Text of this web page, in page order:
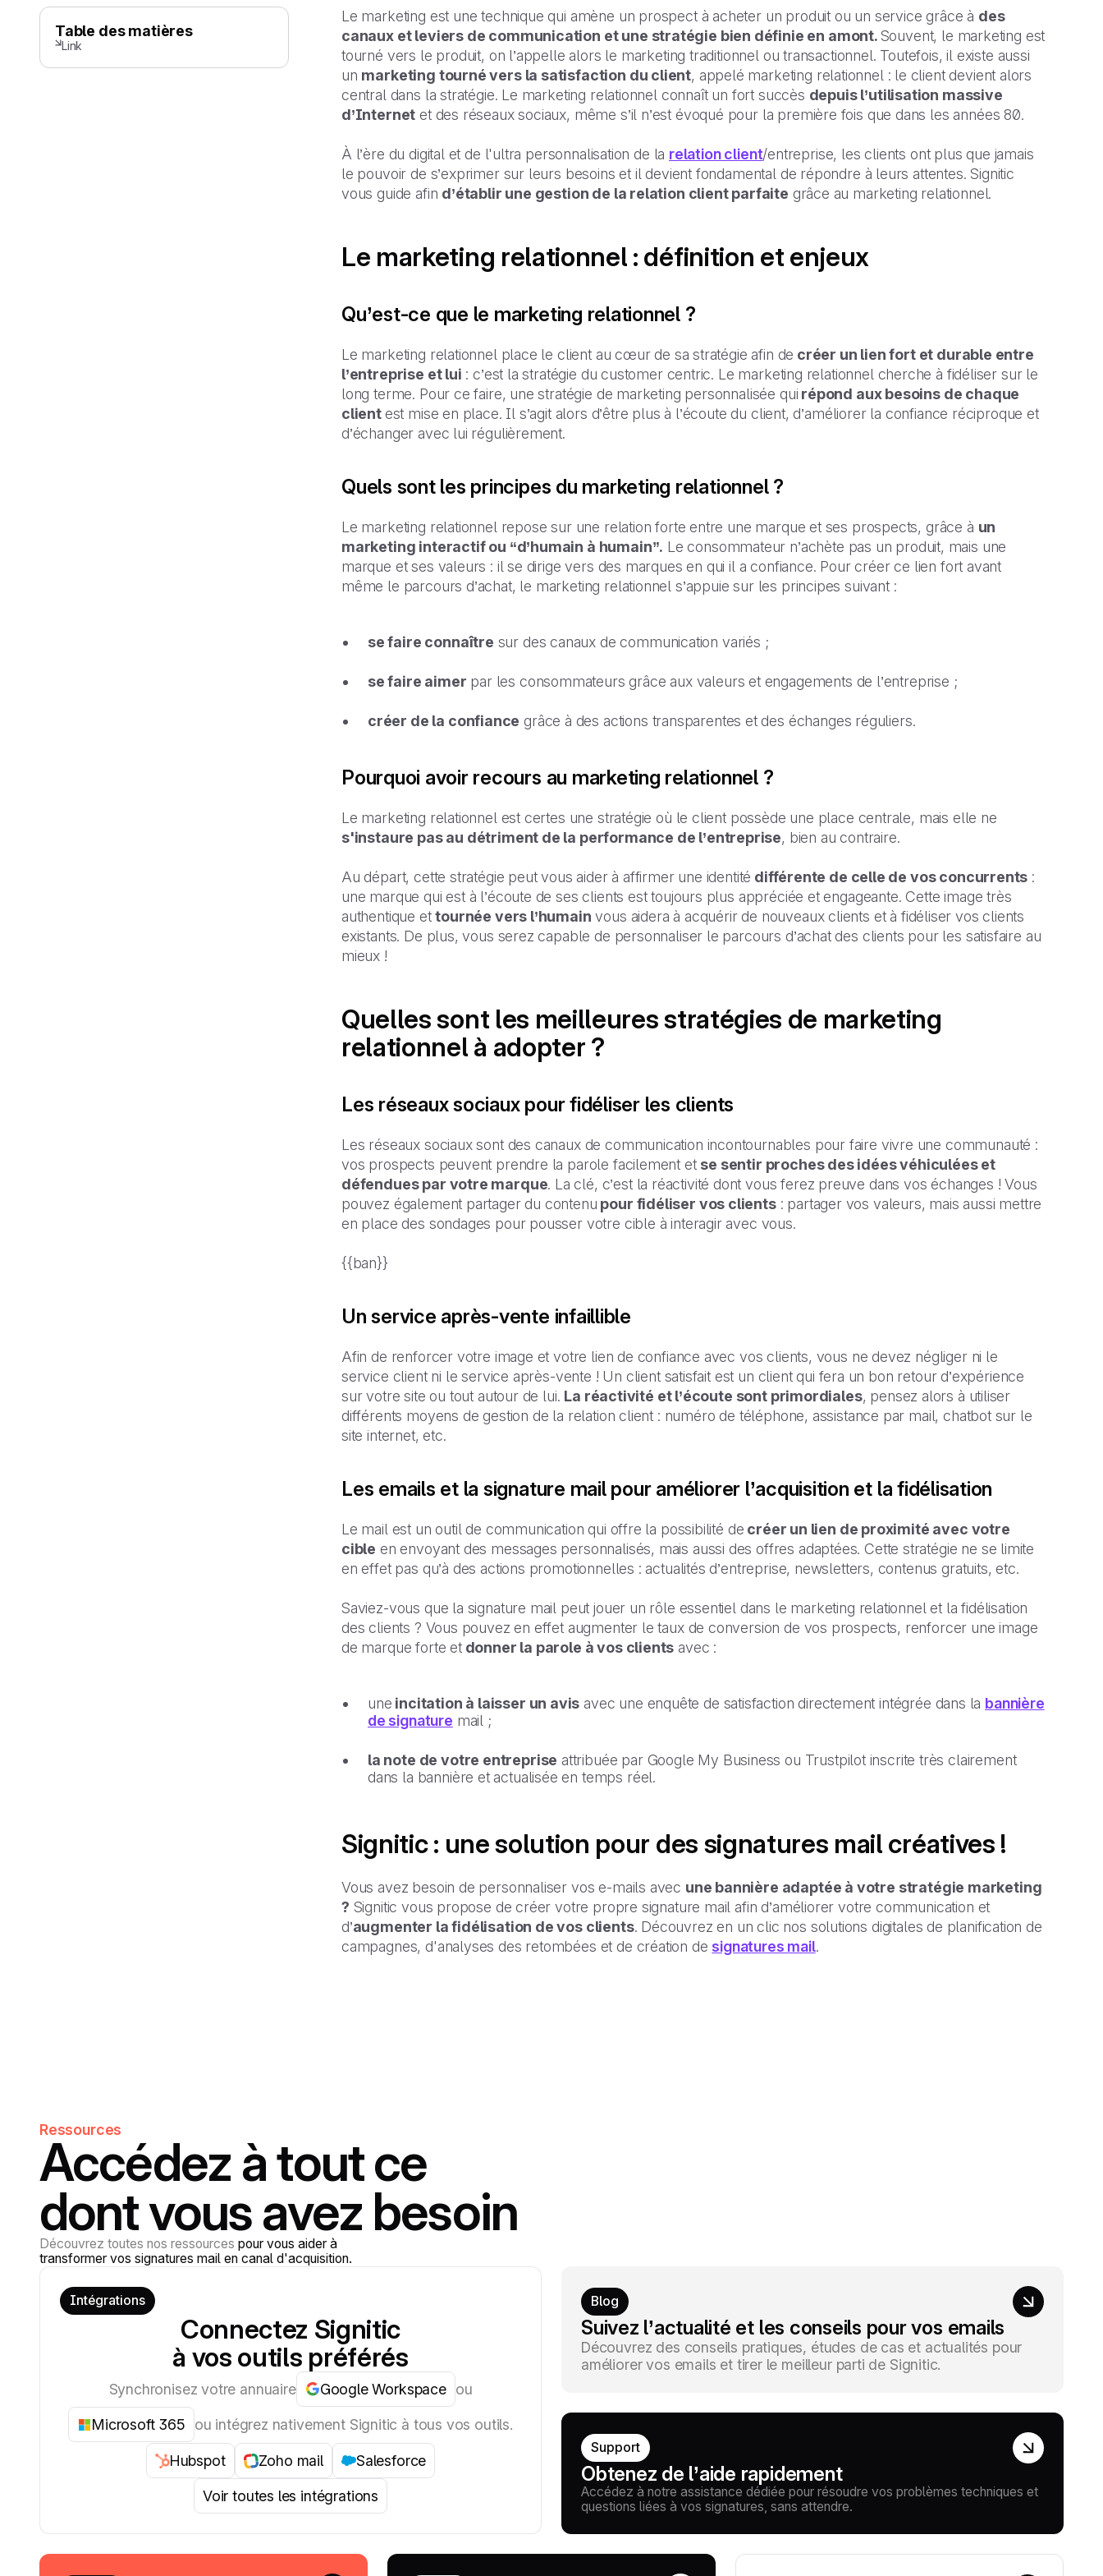
Table des matières
Link
Le marketing est une technique qui amène un prospect à acheter un produit ou un service grâce à des
canaux et leviers de communication et une stratégie bien définie en amont. Souvent, le marketing est
tourné vers le produit, on l’appelle alors le marketing traditionnel ou transactionnel. Toutefois, il existe aussi
un marketing tourné vers la satisfaction du client, appelé marketing relationnel : le client devient alors
central dans la stratégie. Le marketing relationnel connaît un fort succès depuis l’utilisation massive
d’Internet et des réseaux sociaux, même s’il n’est évoqué pour la première fois que dans les années 80.
À l’ère du digital et de l'ultra personnalisation de la relation client/entreprise, les clients ont plus que jamais
le pouvoir de s’exprimer sur leurs besoins et il devient fondamental de répondre à leurs attentes. Signitic
vous guide afin d’établir une gestion de la relation client parfaite grâce au marketing relationnel.
Le marketing relationnel : définition et enjeux
Qu’est-ce que le marketing relationnel ?
Le marketing relationnel place le client au cœur de sa stratégie afin de créer un lien fort et durable entre
l’entreprise et lui : c’est la stratégie du customer centric. Le marketing relationnel cherche à fidéliser sur le
long terme. Pour ce faire, une stratégie de marketing personnalisée qui répond aux besoins de chaque
client est mise en place. Il s’agit alors d’être plus à l’écoute du client, d’améliorer la confiance réciproque et
d’échanger avec lui régulièrement.
Quels sont les principes du marketing relationnel ?
Le marketing relationnel repose sur une relation forte entre une marque et ses prospects, grâce à un
marketing interactif ou “d’humain à humain”. Le consommateur n’achète pas un produit, mais une
marque et ses valeurs : il se dirige vers des marques en qui il a confiance. Pour créer ce lien fort avant
même le parcours d’achat, le marketing relationnel s’appuie sur les principes suivant :
se faire connaître sur des canaux de communication variés ;
se faire aimer par les consommateurs grâce aux valeurs et engagements de l’entreprise ;
créer de la confiance grâce à des actions transparentes et des échanges réguliers.
Pourquoi avoir recours au marketing relationnel ?
Le marketing relationnel est certes une stratégie où le client possède une place centrale, mais elle ne
s'instaure pas au détriment de la performance de l’entreprise, bien au contraire.
Au départ, cette stratégie peut vous aider à affirmer une identité différente de celle de vos concurrents :
une marque qui est à l’écoute de ses clients est toujours plus appréciée et engageante. Cette image très
authentique ettournée vers l’humain vous aidera à acquérir de nouveaux clients et à fidéliser vos clients
existants. De plus, vous serez capable de personnaliser le parcours d’achat des clients pour les satisfaire au
mieux !
Quelles sont les meilleures stratégies de marketing
relationnel à adopter ?
Les réseaux sociaux pour fidéliser les clients
Les réseaux sociaux sont des canaux de communication incontournables pour faire vivre une communauté :
vos prospects peuvent prendre la parole facilement et se sentir proches des idées véhiculées et
défendues par votre marque. La clé, c’est la réactivité dont vous ferez preuve dans vos échanges ! Vous
pouvez également partager du contenu pour fidéliser vos clients: partager vos valeurs, mais aussi mettre
en place des sondages pour pousser votre cible à interagir avec vous.
{{ban}}
Un service après-vente infaillible
Afin de renforcer votre image et votre lien de confiance avec vos clients, vous ne devez négliger ni le
service client ni le service après-vente ! Un client satisfait est un client qui fera un bon retour d’expérience
sur votre site ou tout autour de lui. La réactivité et l’écoute sont primordiales, pensez alors à utiliser
différents moyens de gestion de la relation client : numéro de téléphone, assistance par mail, chatbot sur le
site internet, etc.
Les emails et la signature mail pour améliorer l’acquisition et la fidélisation
Le mail est un outil de communication qui offre la possibilité de créer un lien de proximité avec votre
cible en envoyant des messages personnalisés, mais aussi des offres adaptées. Cette stratégie ne se limite
en effet pas qu’à des actions promotionnelles : actualités d’entreprise, newsletters, contenus gratuits, etc.
Saviez-vous que la signature mail peut jouer un rôle essentiel dans le marketing relationnel et la fidélisation
des clients ? Vous pouvez en effet augmenter le taux de conversion de vos prospects, renforcer une image
de marque forte etdonner la parole à vos clients avec :
une incitation à laisser un avis avec une enquête de satisfaction directement intégrée dans la bannière
de signature mail ;
la note de votre entreprise attribuée par Google My Business ou Trustpilot inscrite très clairement
dans la bannière et actualisée en temps réel.
Signitic : une solution pour des signatures mail créatives !
Vous avez besoin de personnaliser vos e-mails avec une bannière adaptée à votre stratégie marketing
? Signitic vous propose de créer votre propre signature mail afin d’améliorer votre communication et
d’augmenter la fidélisation de vos clients. Découvrez en un clic nos solutions digitales de planification de
campagnes, d'analyses des retombées et de création de signatures mail.
Ressources
Accédez à tout ce
dont vous avez besoin
Découvrez toutes nos ressources pour vous aider à
transformer vos signatures mail en canal d'acquisition.
Intégrations
Connectez Signitic
à vos outils préférés
Synchronisez votre annuaire Google Workspace ou
Microsoft 365 ou intégrez nativement Signitic à tous vos outils.
Hubspot Zoho mail Salesforce
Voir toutes les intégrations
Blog
Suivez l’actualité et les conseils pour vos emails
Découvrez des conseils pratiques, études de cas et actualités pour
améliorer vos emails et tirer le meilleur parti de Signitic.
Support
Obtenez de l’aide rapidement
Accédez à notre assistance dédiée pour résoudre vos problèmes techniques et
questions liées à vos signatures, sans attendre.